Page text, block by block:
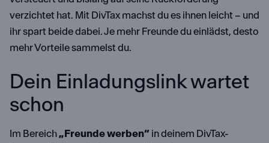
verzichtet hat. Mit DivTax machst du es ihnen leicht – und
ihr spart beide dabei. Je mehr Freunde du einlädst, desto
mehr Vorteile sammelst du.
Dein Einladungslink wartet
schon
Im Bereich„Freunde werben“ in deinem DivTax-